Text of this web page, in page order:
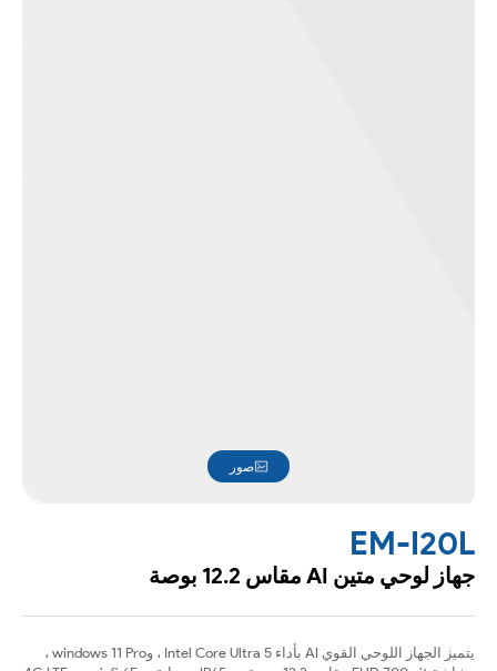
صور
EM-I20L
جهاز لوحي متين AI مقاس 12.2 بوصة
يتميز الجهاز اللوحي القوي AI بأداء Intel Core Ultra 5 ، وwindows 11 Pro ،